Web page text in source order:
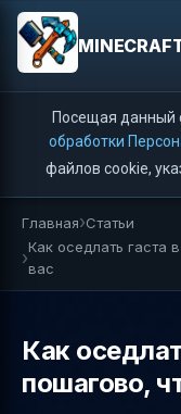
Посещая данный
обработки
файлов cookie,
Главная Статьи
Как оседлать гаста
вас
Как
пошагово,